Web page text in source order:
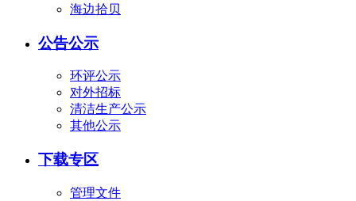
海边拾贝
公告公示
环评公示
对外招标
清洁生产公示
其他公示
下载专区
管理文件